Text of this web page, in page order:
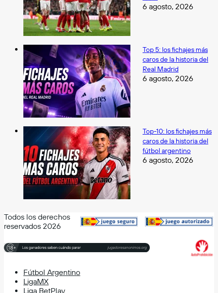
6 agosto, 2026
Top 5: los fichajes más
caros de la historia del
Real Madrid
6 agosto, 2026
Top-10: los fichajes más
caros de la historia del
fútbol argentino
6 agosto, 2026
Todos los derechos
reservados 2026
Fútbol Argentino
LigaMX
Liga BetPlay